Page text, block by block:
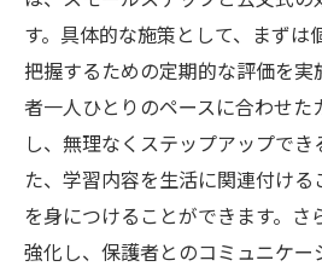
す。具体的な施策として、まずは
把握するための定期的な評価を実
者一人ひとりのペースに合わせた
し、無理なくステップアップでき
た、学習内容を生活に関連付け
を身につけることができます。さ
強化し、保護者とのコミュニケ